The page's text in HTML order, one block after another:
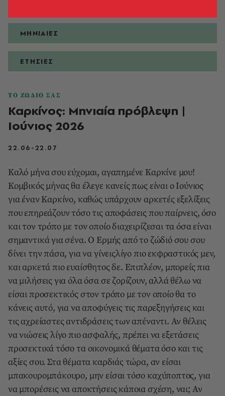
ΜΗΝΙΑΙΕΣ
ΕΤΗΣΙΕΣ
ΤΟ ΖΩΔΙΟ ΣΑΣ
Καρκίνος: Μηνιαία πρόβλεψη |
Ιούνιος 2026
22.06-22.07
Καλό μήνα σου εύχομαι, αγαπημένε Καρκίνε μου!
Κομβικός μήνας θα έλεγε κανείς πως είναι ο Ιούνιος
για έναν Καρκίνο, καθώς υπάρχουν αρκετές εξελίξεις
που επηρεάζουν τόσο τις αποφάσεις που παίρνεις, όσο
και τον τρόπο με τον οποίο διαχειρίζεσαι τα όσα είναι
σημαντικά για σένα. Ο Ερμής από το ζώδιό σου σου
δίνει την πάσα, για να γίνειςλίγο πιο εκφραστικός μεν,
και αρκετά πιο ευαίσθητος δε. Επιπλέον, μπορείς πια
να μιλήσεις για όλα όσα σε ζορίζουν, αλλά θέλω να
είσαι προσεκτικός στον τρόπο με τον οποίο θα το
κάνεις αυτό, για να αποφύγεις τις παρεξηγήσεις και
τις αχρείαστες αντιδράσεις των απέναντι. Αν θέλεις
να νιώσεις λίγο πιο ασφαλής, πρέπει να εξετάσεις
προσεκτικά τόσο τα οικονομικά θέματα όσο και τις
αξίες σου. Στα θέματα καρδιάς τώρα, αν είσαι
μπακουρομπάκουρο, μην είσαι τόσο καχύποπτος, για
να μπορέσεις να αποκτήσεις κάποια σχέση, ναι; Αν